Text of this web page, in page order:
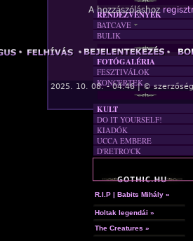
A hozzászóláshoz
2025. 10. 08. - 04:46 | ©
RENDEZVÉNYEK
BATCAVE
AKTUÁLIS
A MÚLT
BULIK
FOTÓGALÉRIA
FESZTIVÁLOK
KONCERTEK
KULT
DO IT YOURSELF!
KIADÓK
UCCA EMBERE
D'RETRO'CK
R.I.P | Babits Mihály »
Holtak legendái »
The Creatures »